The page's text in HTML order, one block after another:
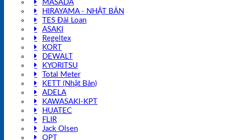
MASADA
HIRAYAMA - NHẬT BẢN
TES Đài Loan
ASAKI
Regeltex
KORT
DEWALT
KYORITSU
Total Meter
KETT (Nhật Bản)
ADELA
KAWASAKI-KPT
HUATEC
FLIR
Jack Olsen
OPT